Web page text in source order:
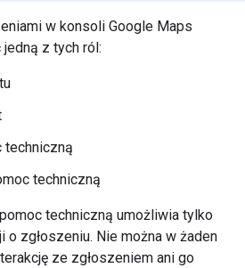
w konsoli Google Maps
z tych ról:
techniczną
techniczną
techniczną umożliwia tylko
zgłoszeniu. Nie można w żaden
ze zgłoszeniem ani go